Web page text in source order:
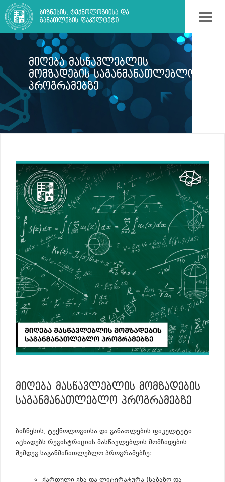
ᲛᲘᲦᲔᲑᲐ ᲛᲐᲡᲬᲐᲕᲚᲔᲑᲚᲘᲡ
ᲛᲝᲛᲖᲐᲓᲔᲑᲘᲡ ᲡᲐᲒᲐᲜᲛᲐᲜᲐᲗᲚᲔᲑᲚᲝ
ᲞᲠᲝᲒᲠᲐᲛᲔᲑᲖᲔ
ᲛᲘᲦᲔᲑᲐ ᲛᲐᲡᲬᲐᲕᲚᲔᲑᲚᲘᲡ ᲛᲝᲛᲖᲐᲓᲔᲑᲘᲡ
ᲡᲐᲒᲐᲜᲛᲐᲜᲐᲗᲚᲔᲑᲚᲝ ᲞᲠᲝᲒᲠᲐᲛᲔᲑᲖᲔ
ბიზნესის, ტექნოლოგიისა და განათლების ფაკულტეტი
აცხადებს რეგისტრაციას მასწავლებლის მომზადების
შემდეგ საგანმანათლებლო პროგრამებზე: